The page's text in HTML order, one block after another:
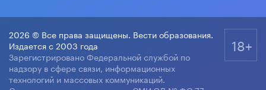
2026 © Все права защищены. Вести образования.
Издается с 2003 года
Зарегистрировано Федеральной службой по
надзору в сфере связи, информационных
технологий и массовых коммуникаций.
18+